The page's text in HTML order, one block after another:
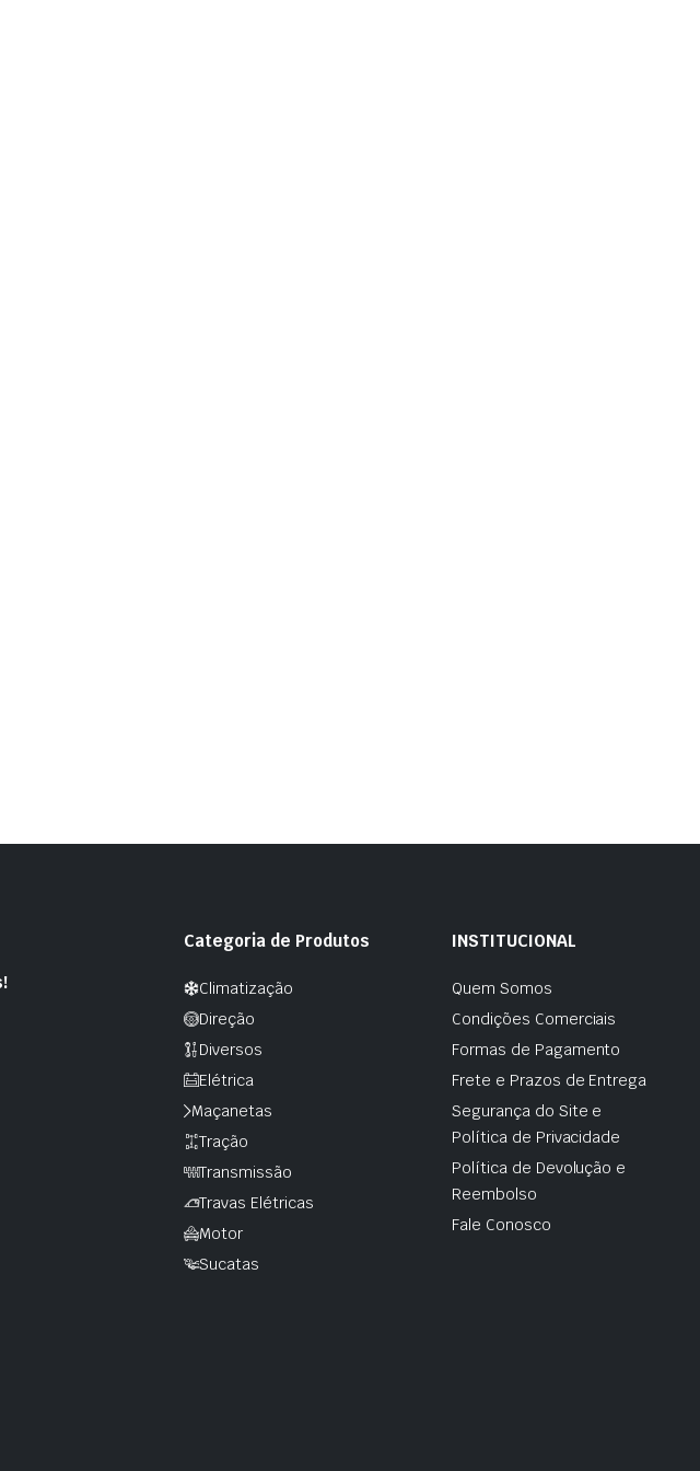
Categoria de Produtos
Climatização
Direção
Diversos
Elétrica
Maçanetas
Tração
Transmissão
Travas Elétricas
Motor
Sucatas
INSTITUCIONAL
Quem Somos
Condições Comerciais
Formas de Pagamento
Frete e Prazos de Entrega
Segurança do Site e
Política de Privacidade
Política de Devolução e
Reembolso
Fale Conosco